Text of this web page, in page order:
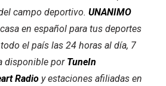
campo deportivo. UNANIMO
en español para tus deportes
el país las 24 horas al día, 7
disponible por TuneIn
Radio y estaciones afiliadas en